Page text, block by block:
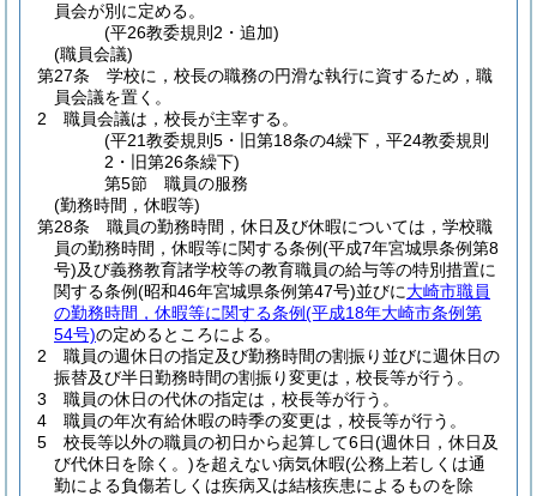
員会が別に定める。
(平26教委規則2・追加)
(職員会議)
第27条
学校に，校長の職務の円滑な執行に資するため，職
員会議を置く。
2
職員会議は，校長が主宰する。
(平21教委規則5・旧第18条の4繰下，平24教委規則
2・旧第26条繰下)
第5節
職員の服務
(勤務時間，休暇等)
第28条
職員の勤務時間，休日及び休暇については，学校職
員の勤務時間，休暇等に関する条例(平成7年宮城県条例第8
号)及び義務教育諸学校等の教育職員の給与等の特別措置に
関する条例(昭和46年宮城県条例第47号)並びに大崎市職員
の勤務時間，休暇等に関する条例(平成18年大崎市条例第
54号)の定めるところによる。
2
職員の週休日の指定及び勤務時間の割振り並びに週休日の
振替及び半日勤務時間の割振り変更は，校長等が行う。
3
職員の休日の代休の指定は，校長等が行う。
4
職員の年次有給休暇の時季の変更は，校長等が行う。
5
校長等以外の職員の初日から起算して6日(週休日，休日及
び代休日を除く。)を超えない病気休暇(公務上若しくは通
勤による負傷若しくは疾病又は結核疾患によるものを除